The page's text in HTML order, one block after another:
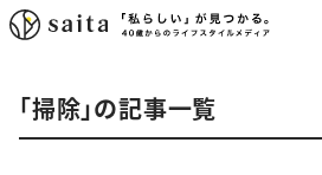
「掃除」の記事一覧